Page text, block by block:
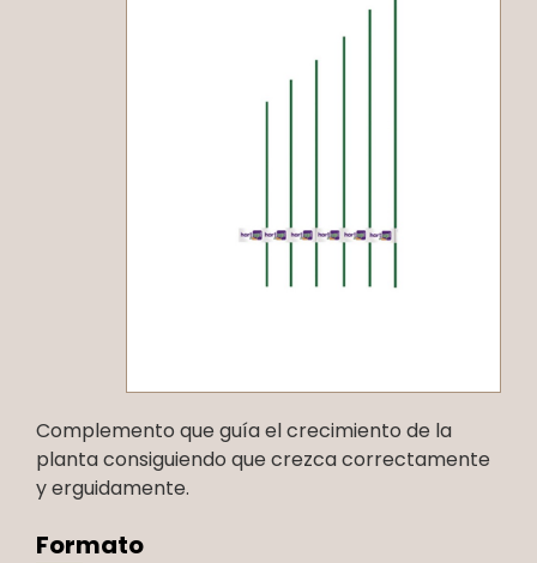
Complemento que guía el crecimiento de la
planta consiguiendo que crezca correctamente
y erguidamente.
Formato